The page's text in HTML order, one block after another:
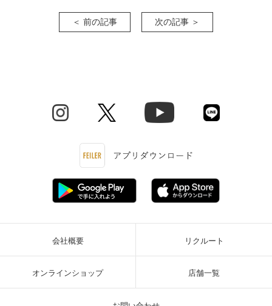
＜ 前の記事 次の記事 ＞
会社概要 リクルート
オンラインショップ 店舗一覧